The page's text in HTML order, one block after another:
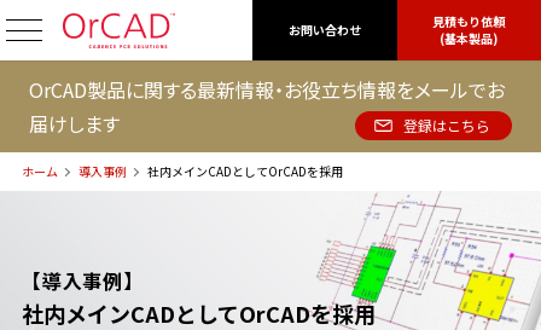
お問い合わせ
見積もり依頼
(基本製品)
OrCAD製品に関する最新情報・お役立ち情報をメールでお
届けします
登録はこちら
ホーム 導入事例 社内メインCADとしてOrCADを採用
【導入事例】
社内メインCADとしてOrCADを採用